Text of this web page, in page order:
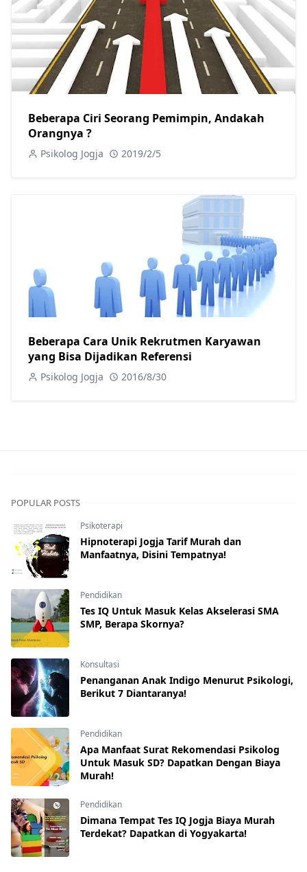
Beberapa Ciri Seorang Pemimpin, Andakah
Orangnya ?
Psikolog Jogja 2019/2/5
Beberapa Cara Unik Rekrutmen Karyawan
yang Bisa Dijadikan Referensi
Psikolog Jogja 2016/8/30
POPULAR POSTS
Psikoterapi
Hipnoterapi Jogja Tarif Murah dan
Manfaatnya, Disini Tempatnya!
Pendidikan
Tes IQ Untuk Masuk Kelas Akselerasi SMA
SMP, Berapa Skornya?
Konsultasi
Penanganan Anak Indigo Menurut Psikologi,
Berikut 7 Diantaranya!
Pendidikan
Apa Manfaat Surat Rekomendasi Psikolog
Untuk Masuk SD? Dapatkan Dengan Biaya
Murah!
Pendidikan
Dimana Tempat Tes IQ Jogja Biaya Murah
Terdekat? Dapatkan di Yogyakarta!